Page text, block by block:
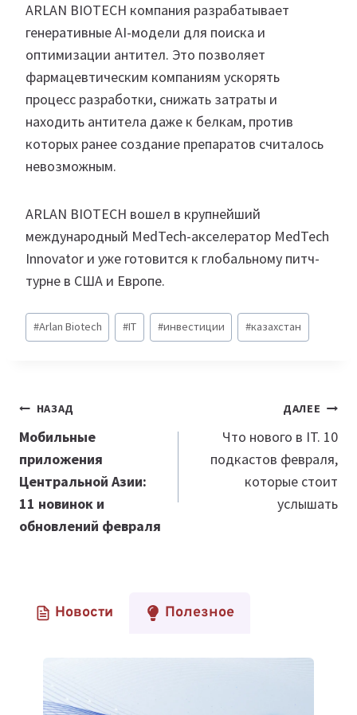
ARLAN BIOTECH компания разрабатывает
генеративные AI-модели для поиска и
оптимизации антител. Это позволяет
фармацевтическим компаниям ускорять
процесс разработки, снижать затраты и
находить антитела даже к белкам, против
которых ранее создание препаратов считалось
невозможным.
ARLAN BIOTECH вошел в крупнейший
международный MedTech-акселератор MedTech
Innovator и уже готовится к глобальному питч-
турне в США и Европе.
Метки
записи:
#Arlan Biotech #IT #инвестиции #казахстан
Навигация
по
записям
НАЗАД
Мобильные
приложения
Центральной Азии:
11 новинок и
обновлений февраля
ДАЛЕЕ
Что нового в IT. 10
подкастов февраля,
которые стоит
услышать
Новости Полезное